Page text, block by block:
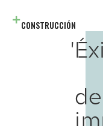
CONSTRUCCIÓN